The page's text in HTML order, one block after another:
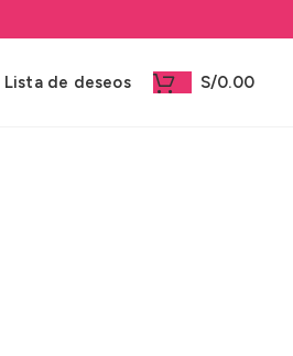
Lista de deseos S/0.00